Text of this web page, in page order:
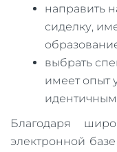
направить
сиделку,
выбрать
имеет опыт
Благодаря
электронной